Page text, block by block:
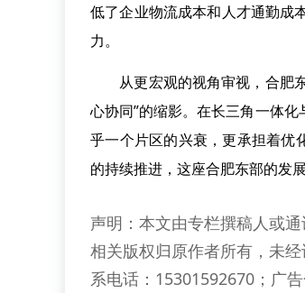
低了企业物流成本和人才通勤成
力。
从更宏观的视角审视，合肥东
心协同”的缩影。在长三角一体
乎一个片区的兴衰，更承担着优
的持续推进，这座合肥东部的发
声明：本文由专栏撰稿人或
相关版权归原作者所有，未
系电话：15301592670；广告